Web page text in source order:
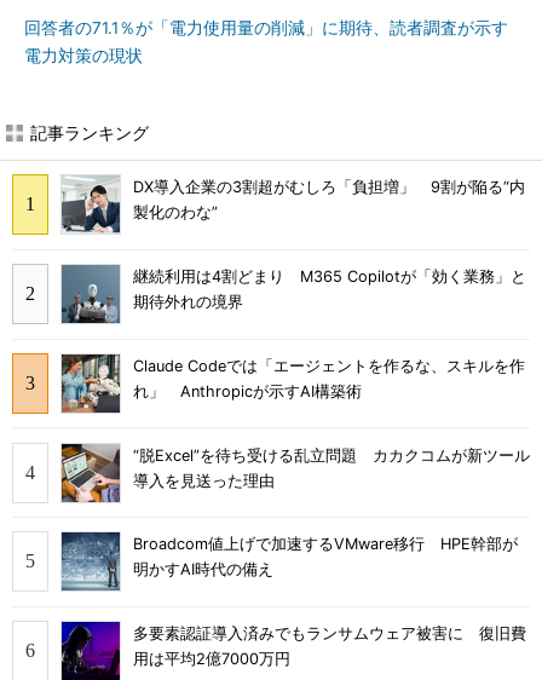
回答者の71.1％が「電力使用量の削減」に期待、読者調査が示す
電力対策の現状
記事ランキング
DX導入企業の3割超がむしろ「負担増」 9割が陥る“内
製化のわな”
継続利用は4割どまり M365 Copilotが「効く業務」と
期待外れの境界
Claude Codeでは「エージェントを作るな、スキルを作
れ」 Anthropicが示すAI構築術
“脱Excel”を待ち受ける乱立問題 カカクコムが新ツール
導入を見送った理由
Broadcom値上げで加速するVMware移行 HPE幹部が
明かすAI時代の備え
多要素認証導入済みでもランサムウェア被害に 復旧費
用は平均2億7000万円